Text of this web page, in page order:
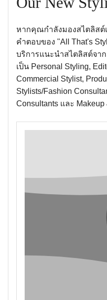
หากคุณกำลังมองสไตลิสต์
คำตอบของ "All That's
บริการแนะนำสไตลิสต์จา
เป็น Personal Styling,
Commercial Stylist,
Stylists/Fashion
Consultants และ